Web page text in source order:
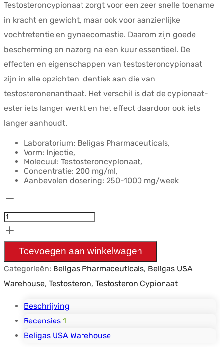
$87.72.
is:
$55.40.
Testosteroncypionaat zorgt voor een zeer snelle toename
in kracht en gewicht, maar ook voor aanzienlijke
vochtretentie en gynaecomastie. Daarom zijn goede
bescherming en nazorg na een kuur essentieel. De
effecten en eigenschappen van testosteroncypionaat
zijn in alle opzichten identiek aan die van
testosteronenanthaat. Het verschil is dat de cypionaat-
ester iets langer werkt en het effect daardoor ook iets
langer aanhoudt.
Laboratorium: Beligas Pharmaceuticals,
Vorm: Injectie,
Molecuul: Testosteroncypionaat,
Concentratie: 200 mg/ml,
Aanbevolen dosering: 250-1000 mg/week
Testosterone
10ml
-
Beligas
USA
hoeveelheid
Toevoegen aan winkelwagen
Categorieën: Beligas Pharmaceuticals, Beligas USA
Warehouse, Testosteron, Testosteron Cypionaat
Beschrijving
Recensies 1
Beligas USA Warehouse